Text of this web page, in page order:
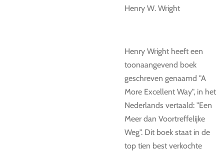
Henry W. Wright
Henry Wright heeft een
toonaangevend boek
geschreven genaamd "A
More Excellent Way", in het
Nederlands vertaald: "Een
Meer dan Voortreffelijke
Weg". Dit boek staat in de
top tien best verkochte